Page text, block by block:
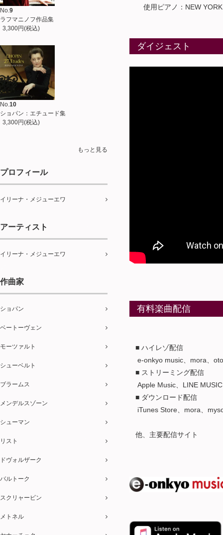
No.9
ラフマニノフ作品集
3,300円(税込)
No. 10
ショパン：エチュード集
3,300円(税込)
もっと見る
プロフィール
イリーナ・メジューエワ
アーティスト
イリーナ・メジューエワ
作曲家
ショパン
ベートーヴェン
モーツァルト
シューベルト
ブラームス
メンデルスゾーン
シューマン
リスト
ドヴォルザーク
バルトーク
スクリャービン
メトネル
使用ピアノ：NEW YORK
ダイジェスト
有料楽曲配信
■ ハイレゾ配信
e-onkyo music、mora、
■ ストリーミング配信
Apple Music、LINE MUSIC
■ ダウンロード配信
iTunes Store、mora、
他、主要配信サイト